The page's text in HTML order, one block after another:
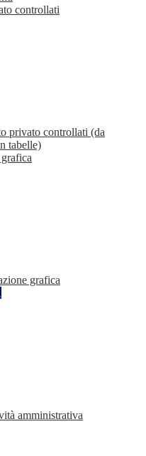
controllati
privato controllati (da
tabelle)
grafica
amministrativa